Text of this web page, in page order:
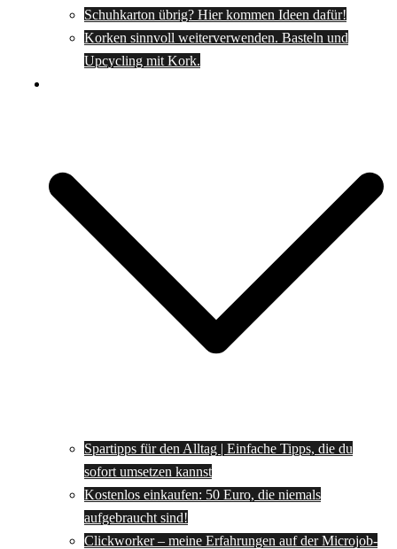
Schuhkarton übrig? Hier kommen Ideen dafür!
Korken sinnvoll weiterverwenden. Basteln und
Upcycling mit Kork.
Spartipps für den Alltag | Einfache Tipps, die du
sofort umsetzen kannst
Kostenlos einkaufen: 50 Euro, die niemals
aufgebraucht sind!
Clickworker – meine Erfahrungen auf der Microjob-